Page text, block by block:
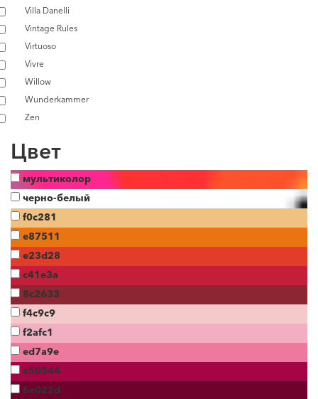
Villa Danelli
Vintage Rules
Virtuoso
Vivre
Willow
Wunderkammer
Zen
Цвет
мультиколор
черно-белый
f0c281
e87511
e23d28
c41e3a
8c2633
f4c9c9
f2afc1
ed7a9e
a50544
6e022d